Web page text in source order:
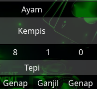
Ayam
Kempis
8 1
0
Tepi
Genap
Ganjil
Genap